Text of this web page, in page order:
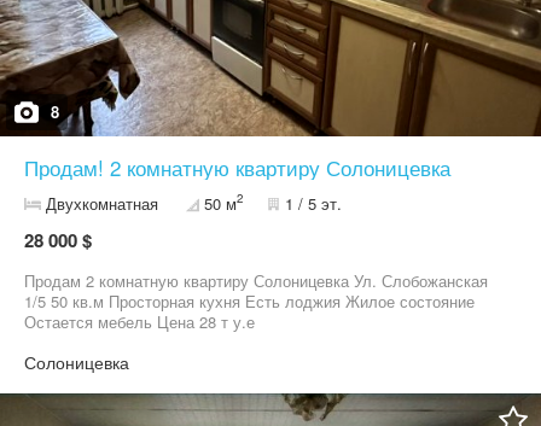
8
Продам! 2 комнатную квартиру Солоницевка
Двухкомнатная 50 м2 1 / 5 эт.
28 000 $
Продам 2 комнатную квартиру Солоницевка Ул. Слобожанская
1/5 50 кв.м Просторная кухня Есть лоджия Жилое состояние
Остается мебель Цена 28 т у.е
Солоницевка